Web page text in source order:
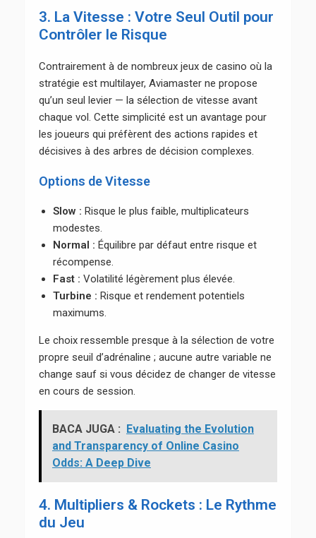
3. La Vitesse : Votre Seul Outil pour
Contrôler le Risque
Contrairement à de nombreux jeux de casino où la
stratégie est multilayer, Aviamaster ne propose
qu’un seul levier — la sélection de vitesse avant
chaque vol. Cette simplicité est un avantage pour
les joueurs qui préfèrent des actions rapides et
décisives à des arbres de décision complexes.
Options de Vitesse
Slow : Risque le plus faible, multiplicateurs
modestes.
Normal : Équilibre par défaut entre risque et
récompense.
Fast : Volatilité légèrement plus élevée.
Turbine : Risque et rendement potentiels
maximums.
Le choix ressemble presque à la sélection de votre
propre seuil d’adrénaline ; aucune autre variable ne
change sauf si vous décidez de changer de vitesse
en cours de session.
BACA JUGA : Evaluating the Evolution
and Transparency of Online Casino
Odds: A Deep Dive
4. Multipliers & Rockets : Le Rythme
du Jeu